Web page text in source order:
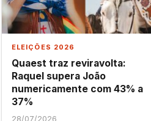
ELEIÇÕES 2026
Quaest traz reviravolta:
Raquel supera João
numericamente com 43% a
37%
28/07/2026